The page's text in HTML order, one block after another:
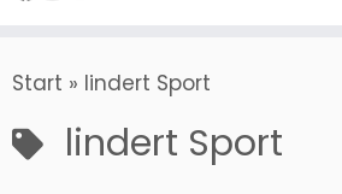
Start » lindert Sport
lindert Sport